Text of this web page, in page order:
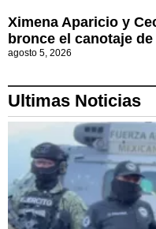
Ximena Aparicio y
bronce el canotaje
agosto 5, 2026
Ultimas Noticias